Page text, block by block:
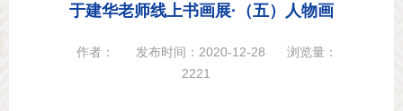
于建华老师线上书画展·（五）人物画
作者： 发布时间：2020-12-28
浏览量：
2221